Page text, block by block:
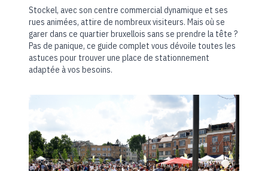
Stockel, avec son centre commercial dynamique et ses
rues animées, attire de nombreux visiteurs. Mais où se
garer dans ce quartier bruxellois sans se prendre la tête ?
Pas de panique, ce guide complet vous dévoile toutes les
astuces pour trouver une place de stationnement
adaptée à vos besoins.